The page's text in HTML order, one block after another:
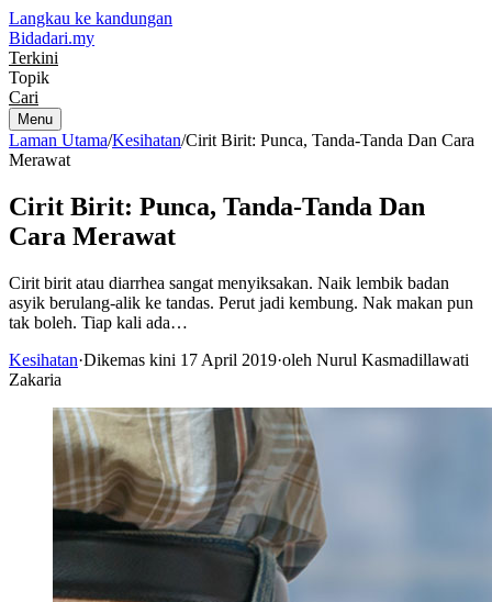
Langkau ke kandungan
Bidadari.my
Terkini
Topik
Cari
Menu
Laman Utama/Kesihatan/Cirit Birit: Punca, Tanda-Tanda Dan Cara
Merawat
Cirit Birit: Punca, Tanda-Tanda Dan
Cara Merawat
Cirit birit atau diarrhea sangat menyiksakan. Naik lembik badan
asyik berulang-alik ke tandas. Perut jadi kembung. Nak makan pun
tak boleh. Tiap kali ada…
Kesihatan·Dikemas kini 17 April 2019·oleh Nurul Kasmadillawati
Zakaria